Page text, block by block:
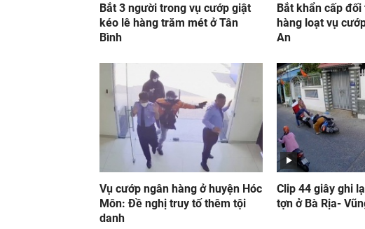
Bắt 3 người trong vụ cướp giật
kéo lê hàng trăm mét ở Tân
Bình
Bắt khẩn cấp
hàng loạt vụ
An
Vụ cướp ngân hàng ở huyện Hóc
Môn: Đề nghị truy tố thêm tội
danh
Clip 44 giây ghi
tợn ở Bà Rịa-